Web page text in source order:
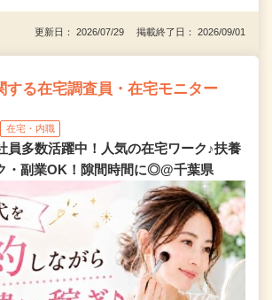
更新日： 2026/07/29 掲載終了日： 2026/09/01
する在宅調査員・在宅モニター
在宅・内職
員多数活躍中！人気の在宅ワーク♪扶養
・副業OK！隙間時間に◎@千葉県